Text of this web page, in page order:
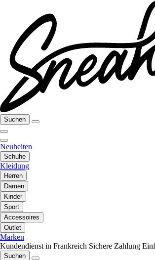
Suchen
Neuheiten
Schuhe
Kleidung
Herren
Damen
Kinder
Sport
Accessoires
Outlet
Marken
Kundendienst in Frankreich Sichere Zahlung
Suchen